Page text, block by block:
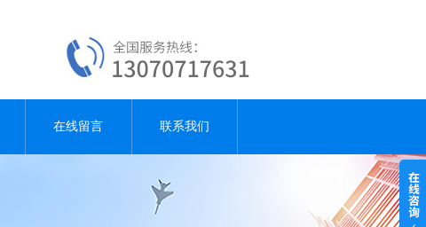
在线留言 联系我们